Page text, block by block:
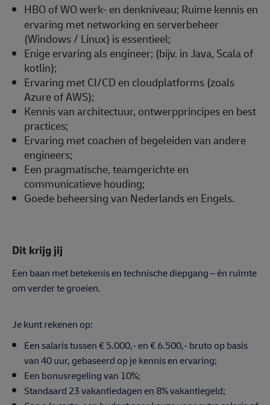
HBO of WO werk- en denkniveau; Ruime kennis en
ervaring met networking en serverbeheer
(Windows / Linux) isessentieel;
Enige ervaring als engineer; (bijv. in Java, Scala of
kotlin);
Ervaring met CI/CD en cloudplatforms (zoals
Azure of AWS);
Kennis van architectuur, ontwerpprincipes en best
practices;
Ervaring met coachen of begeleiden van andere
engineers;
Een pragmatische, teamgerichte en
communicatieve houding;
Goede beheersing van Nederlands en Engels.
Dit krijg jij
Een baan met betekenis en technische diepgang – én ruimte
om verder te groeien.
Je kunt rekenen op:
Een salaris tussen € 5.000,- en € 6.500,- bruto op basis
van 40 uur, gebaseerd op je kennis en ervaring;
Een bonusregeling van 10%;
Standaard 23 vakantiedagen en 8% vakantiegeld;